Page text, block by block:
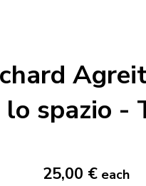
spazio -
25,00 € each